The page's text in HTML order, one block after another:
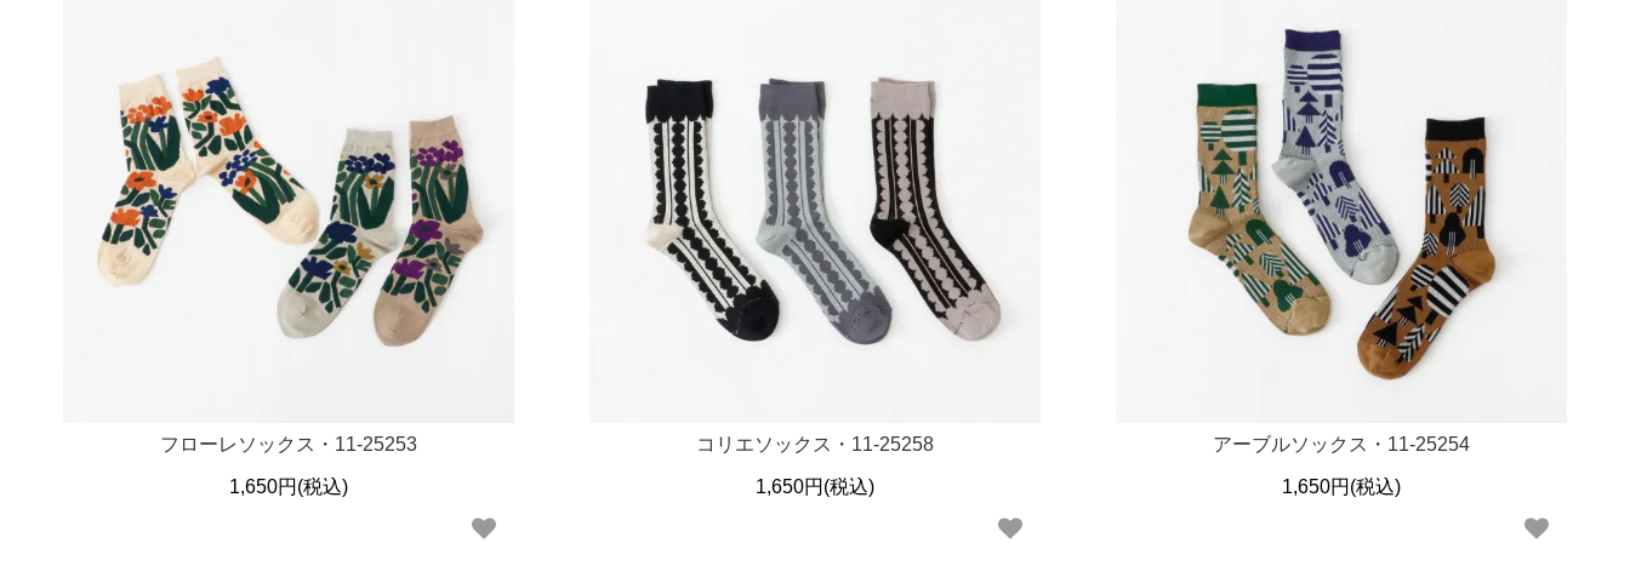
フローレソックス・11-25253
1,650円(税込)
コリエソックス・11-25258
1,650円(税込)
アーブルソックス・11-25254
1,650円(税込)